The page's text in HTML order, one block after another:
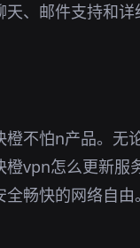
、邮件支持和
不怕n产品。无
vpn怎么更新服
畅快的网络自由。